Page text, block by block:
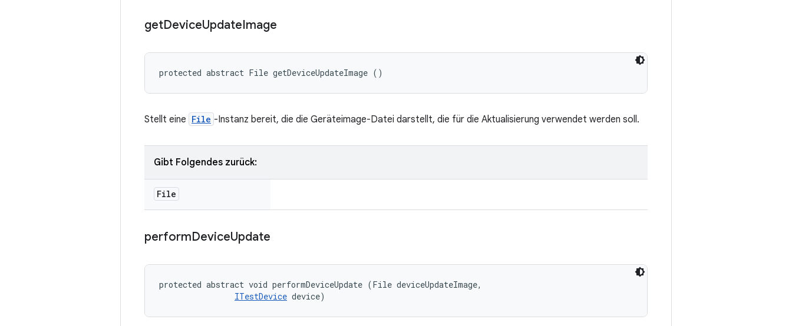
getDeviceUpdateImage
protected abstract File getDeviceUpdateImage ()
Stellt eine File -Instanz bereit, die die Geräteimage-Datei darstellt, die für die Aktualisierung verwendet werden soll.
Gibt Folgendes zurück:
File
performDeviceUpdate
protected abstract void performDeviceUpdate (File deviceUpdateImage,
ITestDevice device)